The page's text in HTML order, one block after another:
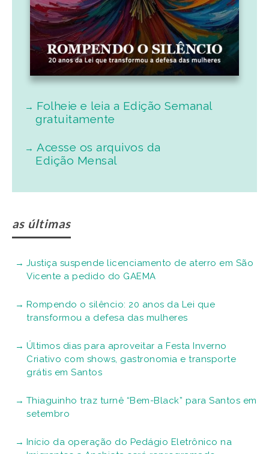
Folheie e leia a Edição Semanal
gratuitamente
Acesse os arquivos da
Edição Mensal
as últimas
Justiça suspende licenciamento de aterro em São
Vicente a pedido do GAEMA
Rompendo o silêncio: 20 anos da Lei que
transformou a defesa das mulheres
Últimos dias para aproveitar a Festa Inverno
Criativo com shows, gastronomia e transporte
grátis em Santos
Thiaguinho traz turnê “Bem-Black” para Santos em
setembro
Início da operação do Pedágio Eletrônico na